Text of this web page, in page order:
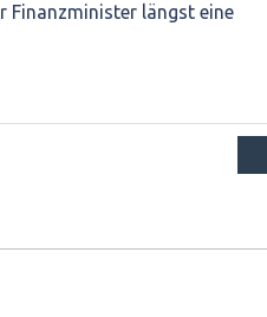
Finanzminister längst eine